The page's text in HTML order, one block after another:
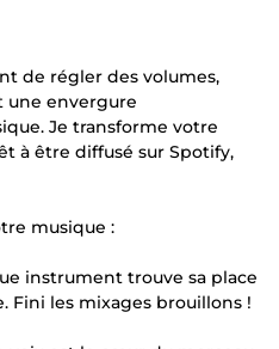
de régler des volumes,
une envergure
Je transforme votre
à être diffusé sur Spotify,
musique :
instrument trouve sa place
Fini les mixages brouillons !